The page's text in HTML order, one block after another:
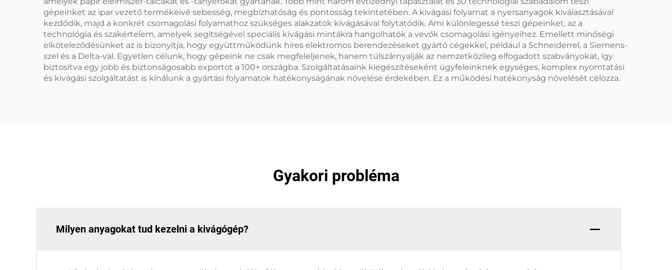
gépeinket az ipar vezető termékeivé sebesség, megbízhatóság és pontosság tekintetében. A kivágási folyamat a nyersanyagok kiválasztásával
kezdődik, majd a konkrét csomagolási folyamathoz szükséges alakzatok kivágásával folytatódik. Ami különlegessé teszi gépeinket, az a
technológia és szakértelem, amelyek segítségével speciális kivágási mintákra hangolhatók a vevők csomagolási igényeihez. Emellett minőségi
elköteleződésünket az is bizonyítja, hogy együttműködünk híres elektromos berendezéseket gyártó cégekkel, például a Schneiderrel, a Siemens-
szel és a Delta-val. Egyetlen célunk, hogy gépeink ne csak megfeleljenek, hanem túlszárnyalják az nemzetközileg elfogadott szabványokat, így
biztosítva egy jobb és biztonságosabb exportot a 100+ országba. Szolgáltatásaink kiegészítéseként ügyfeleinknek egységes, komplex nyomtatási
és kivágási szolgáltatást is kínálunk a gyártási folyamatok hatékonyságának növelése érdekében. Ez a működési hatékonyság növelését célozza.
Gyakori probléma
Milyen anyagokat tud kezelni a kivágógép?